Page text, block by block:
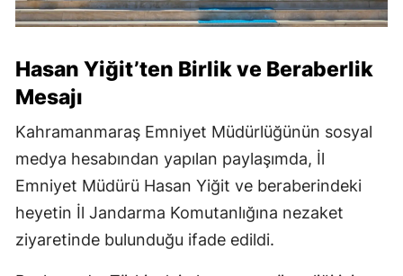
Hasan Yiğit’ten Birlik ve Beraberlik
Mesajı
Kahramanmaraş Emniyet Müdürlüğünün sosyal
medya hesabından yapılan paylaşımda, İl
Emniyet Müdürü Hasan Yiğit ve beraberindeki
heyetin İl Jandarma Komutanlığına nezaket
ziyaretinde bulunduğu ifade edildi.